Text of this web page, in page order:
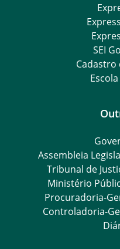
SEI
Cadastro
Assembleia
Tribunal de
Ministério
Procuradoria-
Controladoria-